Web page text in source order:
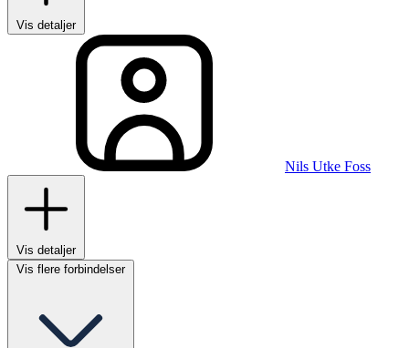
Vis detaljer
Nils Utke Foss
Vis detaljer
Vis flere forbindelser